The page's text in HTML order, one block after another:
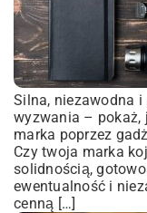
Silna, niezawodna
wyzwania – pokaż,
marka poprzez
Czy twoja marka
solidnością,
ewentualność i
cenną […]